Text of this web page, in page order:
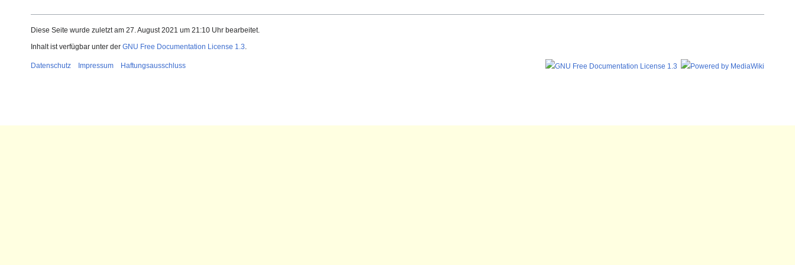
Diese Seite wurde zuletzt am 27. August 2021 um 21:10 Uhr bearbeitet.
Inhalt ist verfügbar unter der GNU Free Documentation License 1.3.
Datenschutz Impressum Haftungsausschluss